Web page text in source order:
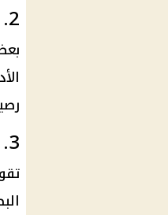
2. غرامات انخفاض الرصيد عن الحد الأدنى
3. رسوم تجديد أو استخدام بطاقات الفيزا